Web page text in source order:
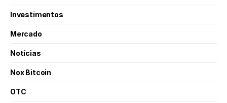
Investimentos
Mercado
Notícias
Nox Bitcoin
OTC